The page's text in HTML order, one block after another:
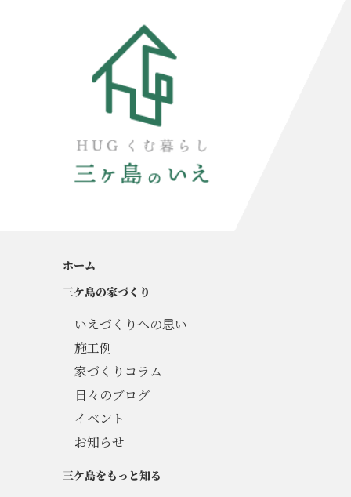
ホーム
三ケ島の家づくり
いえづくりへの思い
施工例
家づくりコラム
日々のブログ
イベント
お知らせ
三ケ島をもっと知る